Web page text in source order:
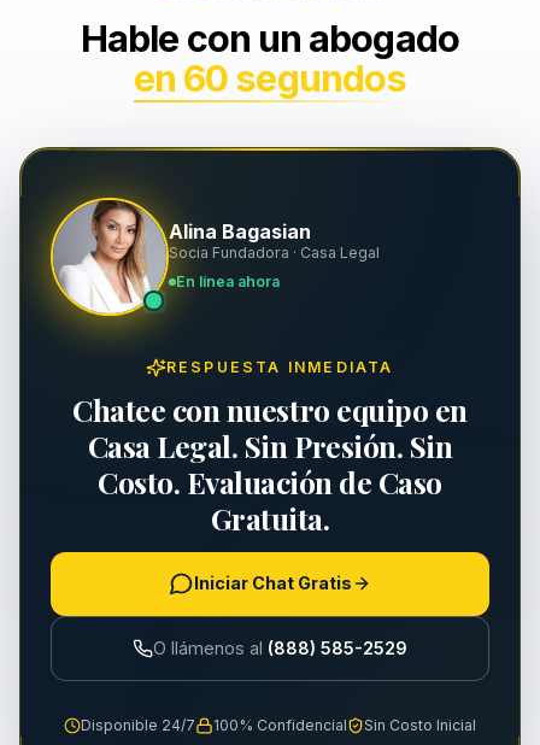
Hable con un abogado
en 60 segundos
Alina Bagasian
Socia Fundadora · Casa Legal
En línea ahora
RESPUESTA INMEDIATA
Chatee con nuestro equipo en
Casa Legal. Sin Presión. Sin
Costo. Evaluación de Caso
Gratuita.
Iniciar Chat Gratis
O llámenos al (888) 585-2529
Disponible 24/7 100% Confidencial Sin Costo Inicial